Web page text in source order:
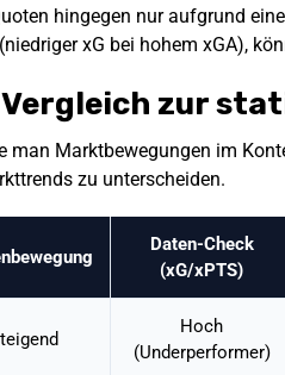
hingegen nur aufgrund
xG bei hohem xGA),
zur
man Marktbewegungen im
zu unterscheiden.
Daten-Check
(xG/xPTS)
Hoch
(Underperformer)